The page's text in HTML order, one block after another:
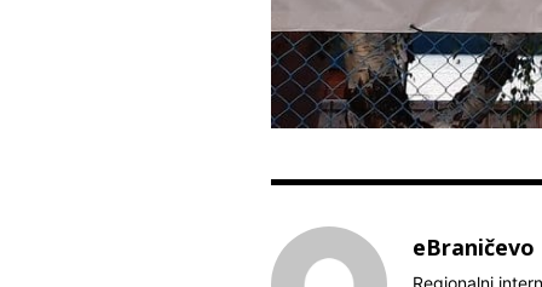
eBraničevo
Regionalni